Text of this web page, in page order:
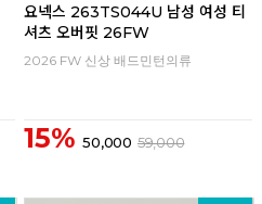
요넥스 263TS044U 남성 여성 티
셔츠 오버핏 26FW
2026 FW 신상 배드민턴의류
15% 50,000 59,000